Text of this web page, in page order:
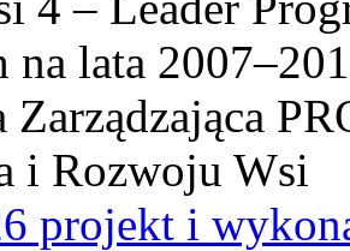
na lata
Zarządzająca
i Rozwoju Wsi
projekt i